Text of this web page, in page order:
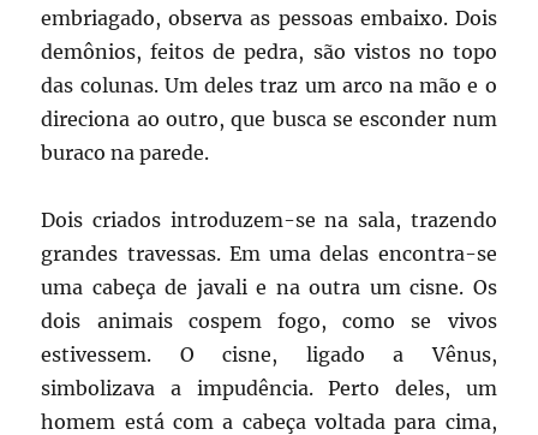
embriagado, observa as pessoas embaixo. Dois
demônios, feitos de pedra, são vistos no topo
das colunas. Um deles traz um arco na mão e o
direciona ao outro, que busca se esconder num
buraco na parede.
Dois criados introduzem-se na sala, trazendo
grandes travessas. Em uma delas encontra-se
uma cabeça de javali e na outra um cisne. Os
dois animais cospem fogo, como se vivos
estivessem. O cisne, ligado a Vênus,
simbolizava a impudência. Perto deles, um
homem está com a cabeça voltada para cima,